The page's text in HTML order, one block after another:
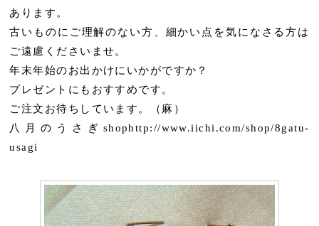
あります。
古いものにご理解のない方、細かい点を気になさる方は
ご遠慮くださいませ。
年末年始のお出かけにいかがですか？
プレゼントにもおすすめです。
ご注文お待ちしています。（麻）
八月のうさぎshophttp://www.iichi.com/shop/8gatu-
usagi